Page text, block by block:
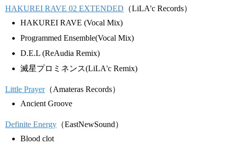
HAKUREI RAVE 02 EXTENDED （LiLA'c Records）
HAKUREI RAVE (Vocal Mix)
Programmed Ensemble(Vocal Mix)
D.E.L (ReAudia Remix)
滅星プロミネンス(LiLA'c Remix)
Little Prayer（Amateras Records）
Ancient Groove
Definite Energy （EastNewSound）
Blood clot